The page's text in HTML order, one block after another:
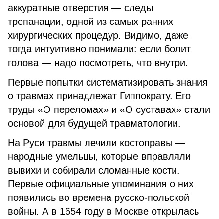
аккуратные отверстия — следы
трепанации, одной из самых ранних
хирургических процедур. Видимо, даже
тогда интуитивно понимали: если болит
голова — надо посмотреть, что внутри.
Первые попытки систематизировать знания
о травмах принадлежат Гиппократу. Его
труды «О переломах» и «О суставах» стали
основой для будущей травматологии.
На Руси травмы лечили костоправы —
народные умельцы, которые вправляли
вывихи и собирали сломанные кости.
Первые официальные упоминания о них
появились во времена русско-польской
войны. А в 1654 году в Москве открылась